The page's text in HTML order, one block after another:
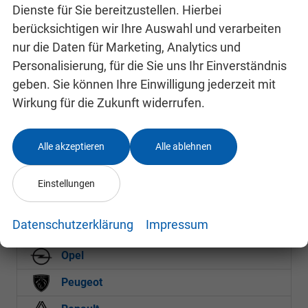
Tourneo Custom
Transit
Transit Connect
Transit Courier
Transit Custom
Mazda
Mercedes-Benz
MG
Nissan
Opel
Peugeot
Dienste für Sie bereitzustellen. Hierbei
berücksichtigen wir Ihre Auswahl und verarbeiten
nur die Daten für Marketing, Analytics und
Personalisierung, für die Sie uns Ihr Einverständnis
geben. Sie können Ihre Einwilligung jederzeit mit
Wirkung für die Zukunft widerrufen.
Alle akzeptieren Alle ablehnen
Einstellungen
Datenschutzerklärung Impressum